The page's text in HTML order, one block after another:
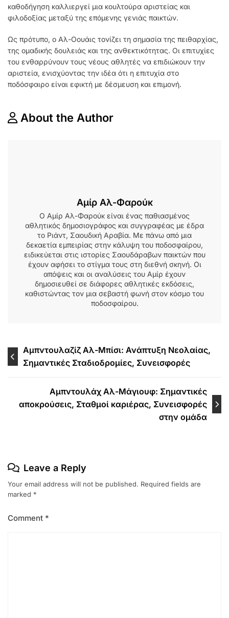
καθοδήγηση καλλιεργεί μια κουλτούρα αριστείας και
φιλοδοξίας μεταξύ της επόμενης γενιάς παικτών.
Ως πρότυπο, ο Αλ-Οουάις τονίζει τη σημασία της πειθαρχίας,
της ομαδικής δουλειάς και της ανθεκτικότητας. Οι επιτυχίες
του ενθαρρύνουν τους νέους αθλητές να επιδιώκουν την
αριστεία, ενισχύοντας την ιδέα ότι η επιτυχία στο
ποδόσφαιρο είναι εφικτή με δέσμευση και επιμονή.
About the Author
Αμίρ Αλ-Φαρούκ
Ο Αμίρ Αλ-Φαρούκ είναι ένας παθιασμένος
αθλητικός δημοσιογράφος και συγγραφέας με έδρα
το Ριάντ, Σαουδική Αραβία. Με πάνω από μια
δεκαετία εμπειρίας στην κάλυψη του ποδοσφαίρου,
ειδικεύεται στις ιστορίες Σαουδάραβων παικτών που
έχουν αφήσει το στίγμα τους στη διεθνή σκηνή. Οι
απόψεις και οι αναλύσεις του Αμίρ έχουν
δημοσιευθεί σε διάφορες αθλητικές εκδόσεις,
καθιστώντας τον μια σεβαστή φωνή στον κόσμο του
ποδοσφαίρου.
Post
navigation
Αμπντουλαζίζ Αλ-Μπίσι: Ανάπτυξη Νεολαίας,
Σημαντικές Σταδιοδρομίες, Συνεισφορές
Αμπντουλάχ Αλ-Μάγιουφ: Σημαντικές
αποκρούσεις, Σταθμοί καριέρας, Συνεισφορές
στην ομάδα
Leave a Reply
Your email address will not be published. Required fields are
marked *
Comment *